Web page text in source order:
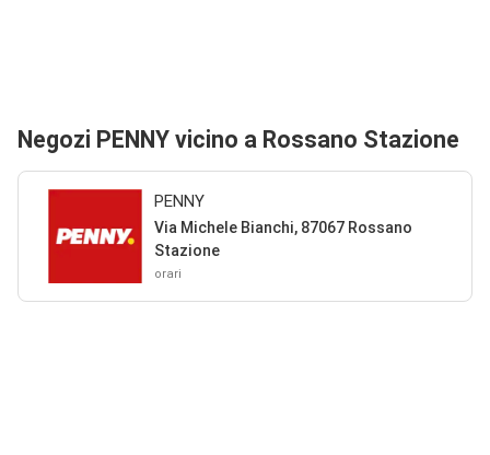
Negozi PENNY vicino a Rossano Stazione
PENNY
Via Michele Bianchi, 87067 Rossano
Stazione
orari